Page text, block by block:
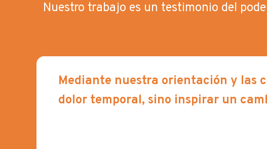
Nuestro trabajo es un testimonio del
Mediante nuestra orientación y las
dolor temporal, sino inspirar un